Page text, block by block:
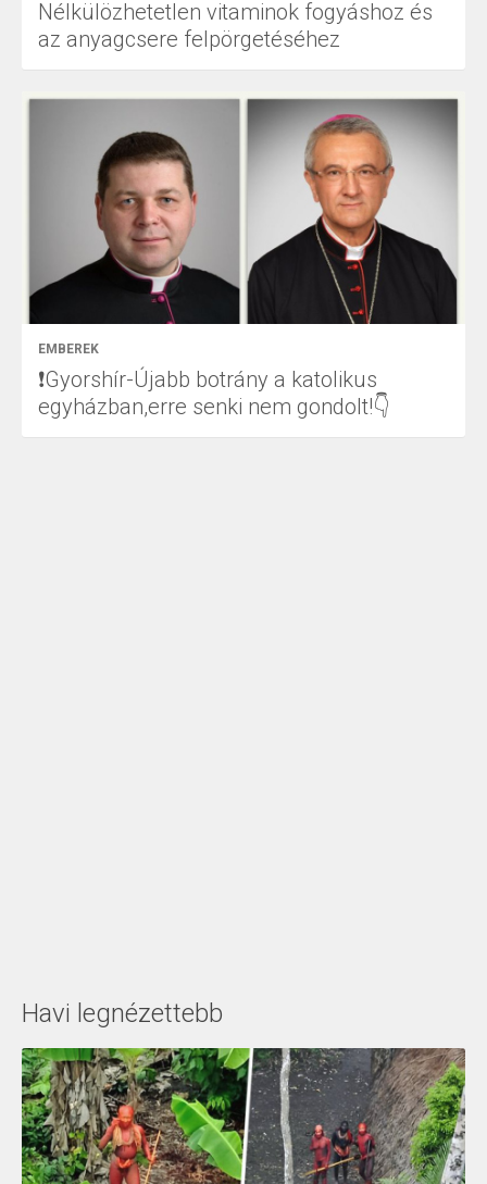
Nélkülözhetetlen vitaminok fogyáshoz és
az anyagcsere felpörgetéséhez
EMBEREK
❗Gyorshír-Újabb botrány a katolikus
egyházban,erre senki nem gondolt!👇
Havi legnézettebb